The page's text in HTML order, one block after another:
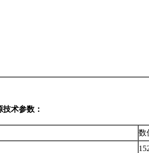
术参数：
数